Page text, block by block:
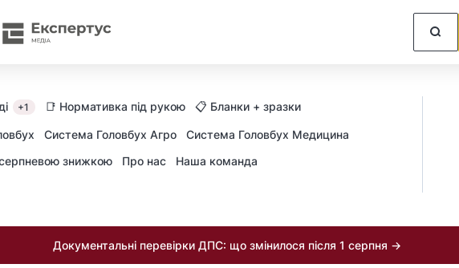
+1 📑 Нормативка під рукою 📋 Бланки + зразки
Система Головбух Агро
Система Головбух Медицина
знижкою Про нас Наша команда
Документальні перевірки ДПС: що змінилося після 1 серпня →